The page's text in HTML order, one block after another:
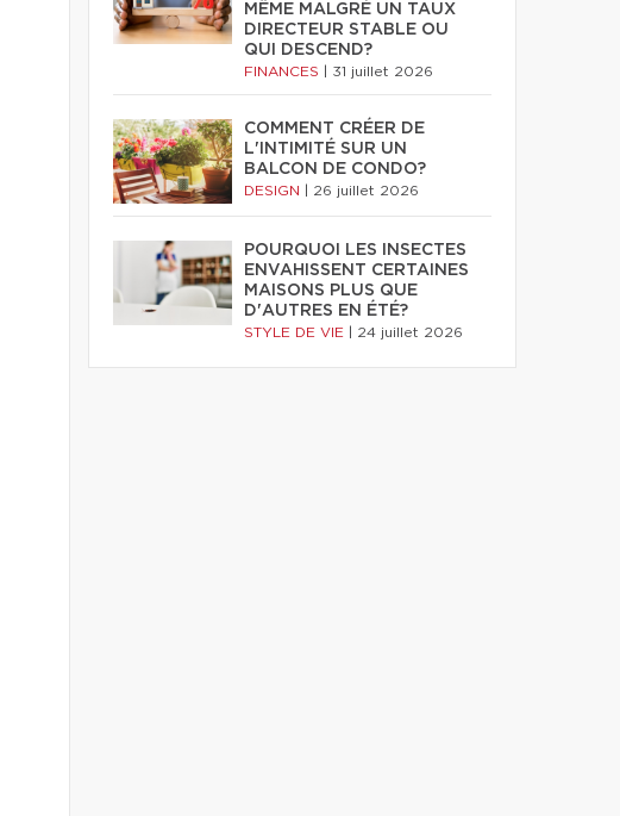
MÊME MALGRÉ UN TAUX
DIRECTEUR STABLE OU
QUI DESCEND?
FINANCES 31 juillet 2026
COMMENT CRÉER DE
L'INTIMITÉ SUR UN
BALCON DE CONDO?
DESIGN 26 juillet 2026
POURQUOI LES INSECTES
ENVAHISSENT CERTAINES
MAISONS PLUS QUE
D'AUTRES EN ÉTÉ?
STYLE DE VIE 24 juillet 2026